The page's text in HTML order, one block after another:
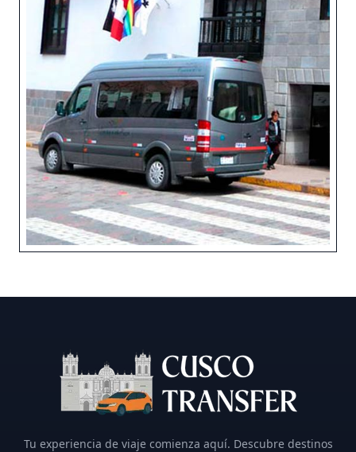
Tu experiencia de viaje comienza aquí. Descubre destinos